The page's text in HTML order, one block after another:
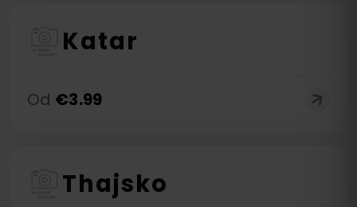
Katar
Od €3.99
Thajsko